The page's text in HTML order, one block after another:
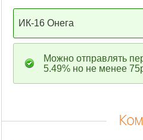
Можно отправлять
5.49% но не менее